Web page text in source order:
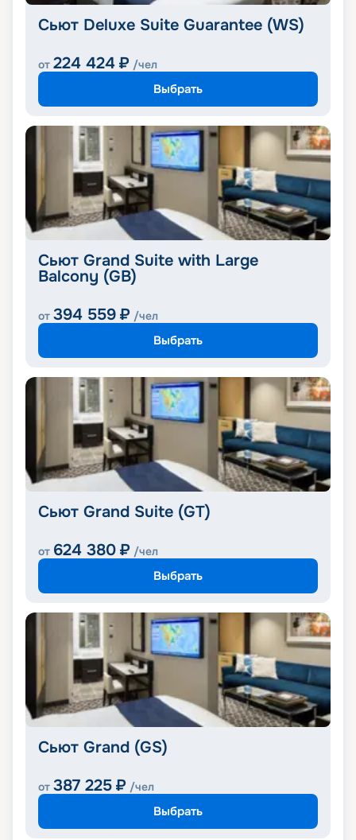
Сьют Deluxe Suite Guarantee (WS)
от 224 424 ₽ /чел
Выбрать
Сьют Grand Suite with Large
Balcony (GB)
от 394 559 ₽ /чел
Выбрать
Сьют Grand Suite (GT)
от 624 380 ₽ /чел
Выбрать
Сьют Grand (GS)
от 387 225 ₽ /чел
Выбрать